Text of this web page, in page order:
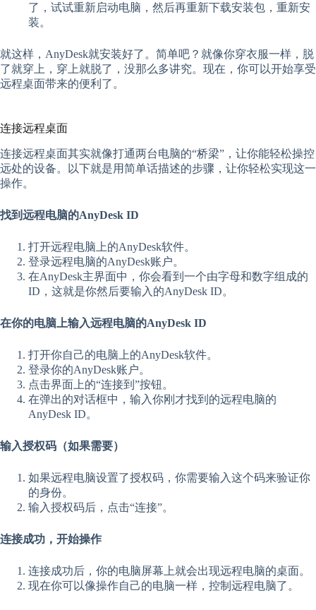
了，试试重新启动电脑，然后再重新下载安装包，重新安
装。
就这样，AnyDesk就安装好了。简单吧？就像你穿衣服一样，脱
了就穿上，穿上就脱了，没那么多讲究。现在，你可以开始享受
远程桌面带来的便利了。
连接远程桌面
连接远程桌面其实就像打通两台电脑的“桥梁”，让你能轻松操控
远处的设备。以下就是用简单话描述的步骤，让你轻松实现这一
操作。
找到远程电脑的AnyDesk ID
打开远程电脑上的AnyDesk软件。
登录远程电脑的AnyDesk账户。
在AnyDesk主界面中，你会看到一个由字母和数字组成的
ID，这就是你然后要输入的AnyDesk ID。
在你的电脑上输入远程电脑的AnyDesk ID
打开你自己的电脑上的AnyDesk软件。
登录你的AnyDesk账户。
点击界面上的“连接到”按钮。
在弹出的对话框中，输入你刚才找到的远程电脑的
AnyDesk ID。
输入授权码（如果需要）
如果远程电脑设置了授权码，你需要输入这个码来验证你
的身份。
输入授权码后，点击“连接”。
连接成功，开始操作
连接成功后，你的电脑屏幕上就会出现远程电脑的桌面。
现在你可以像操作自己的电脑一样，控制远程电脑了。